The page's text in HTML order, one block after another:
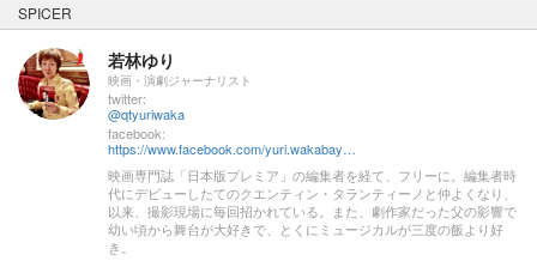
SPICER
若林ゆり
映画・演劇ジャーナリスト
twitter:
@qtyuriwaka
facebook:
https://www.facebook.com/yuri.wakabayashi.92
映画専門誌「日本版プレミア」の編集者を経て、フリーに。編集者時
代にデビューしたてのクエンティン・タランティーノと仲よくなり、
以来、撮影現場に毎回招かれている。また、劇作家だった父の影響で
幼い頃から舞台が大好きで、とくにミュージカルが三度の飯より好
き。